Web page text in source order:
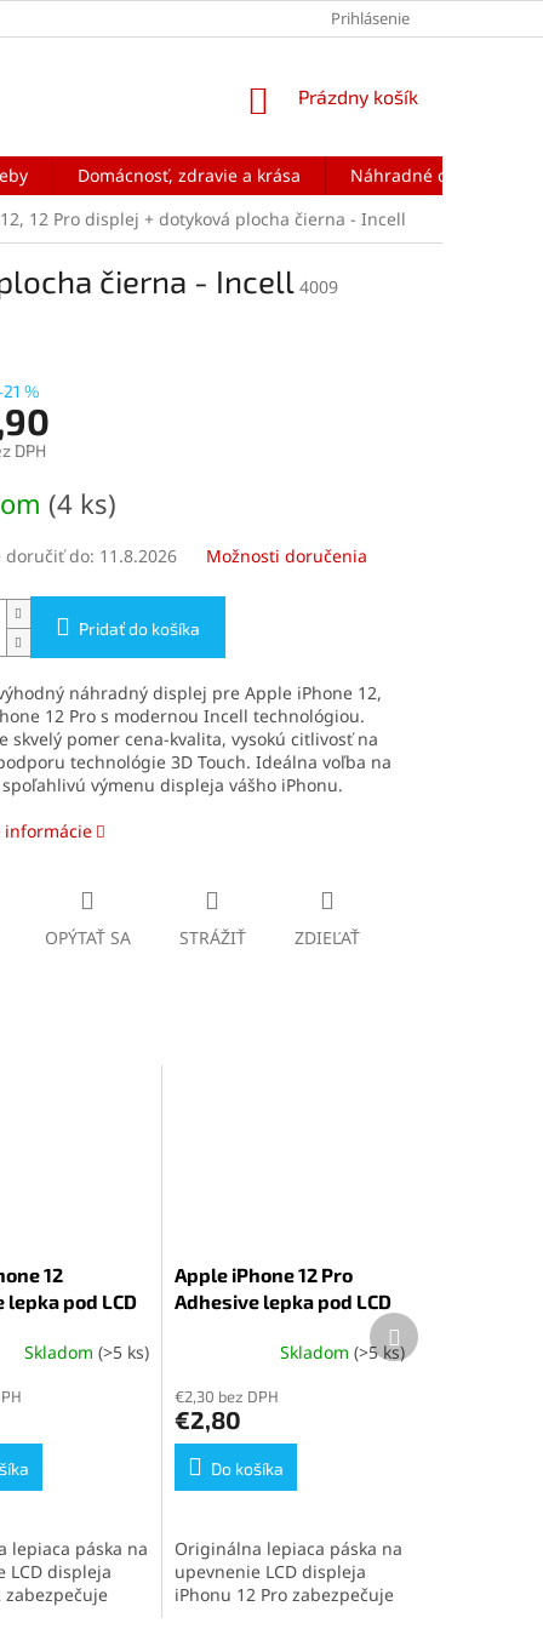
Prihlásenie
NÁKUPNÝ
Prázdny košík
Domácnosť, zdravie a krása
Náhradné diely na
12 Pro displej + dotyková plocha čierna - Incell
čierna - Incell 4009
%
DPH
(4 ks)
doručiť do: 11.8.2026 Možnosti doručenia
Pridať do košíka
náhradný displej pre Apple iPhone 12,
12 Pro s modernou Incell technológiou.
skvelý pomer cena-kvalita, vysokú citlivosť na
technológie 3D Touch. Ideálna voľba na
výmenu displeja vášho iPhonu.
informácie
OPÝTAŤ SA STRÁŽIŤ ZDIEĽAŤ
12
lepka pod LCD
Skladom(>5 ks)
lepiaca páska na
LCD displeja
zabezpečuje
Apple iPhone 12 Pro
Adhesive lepka pod LCD
produktu
je
5,0
5
Skladom(>5 ks)
€2,30 bez DPH
€2,80
Do košíka
Originálna lepiaca páska na
upevnenie LCD displeja
iPhonu 12 Pro zabezpečuje
Ďalší
produkt